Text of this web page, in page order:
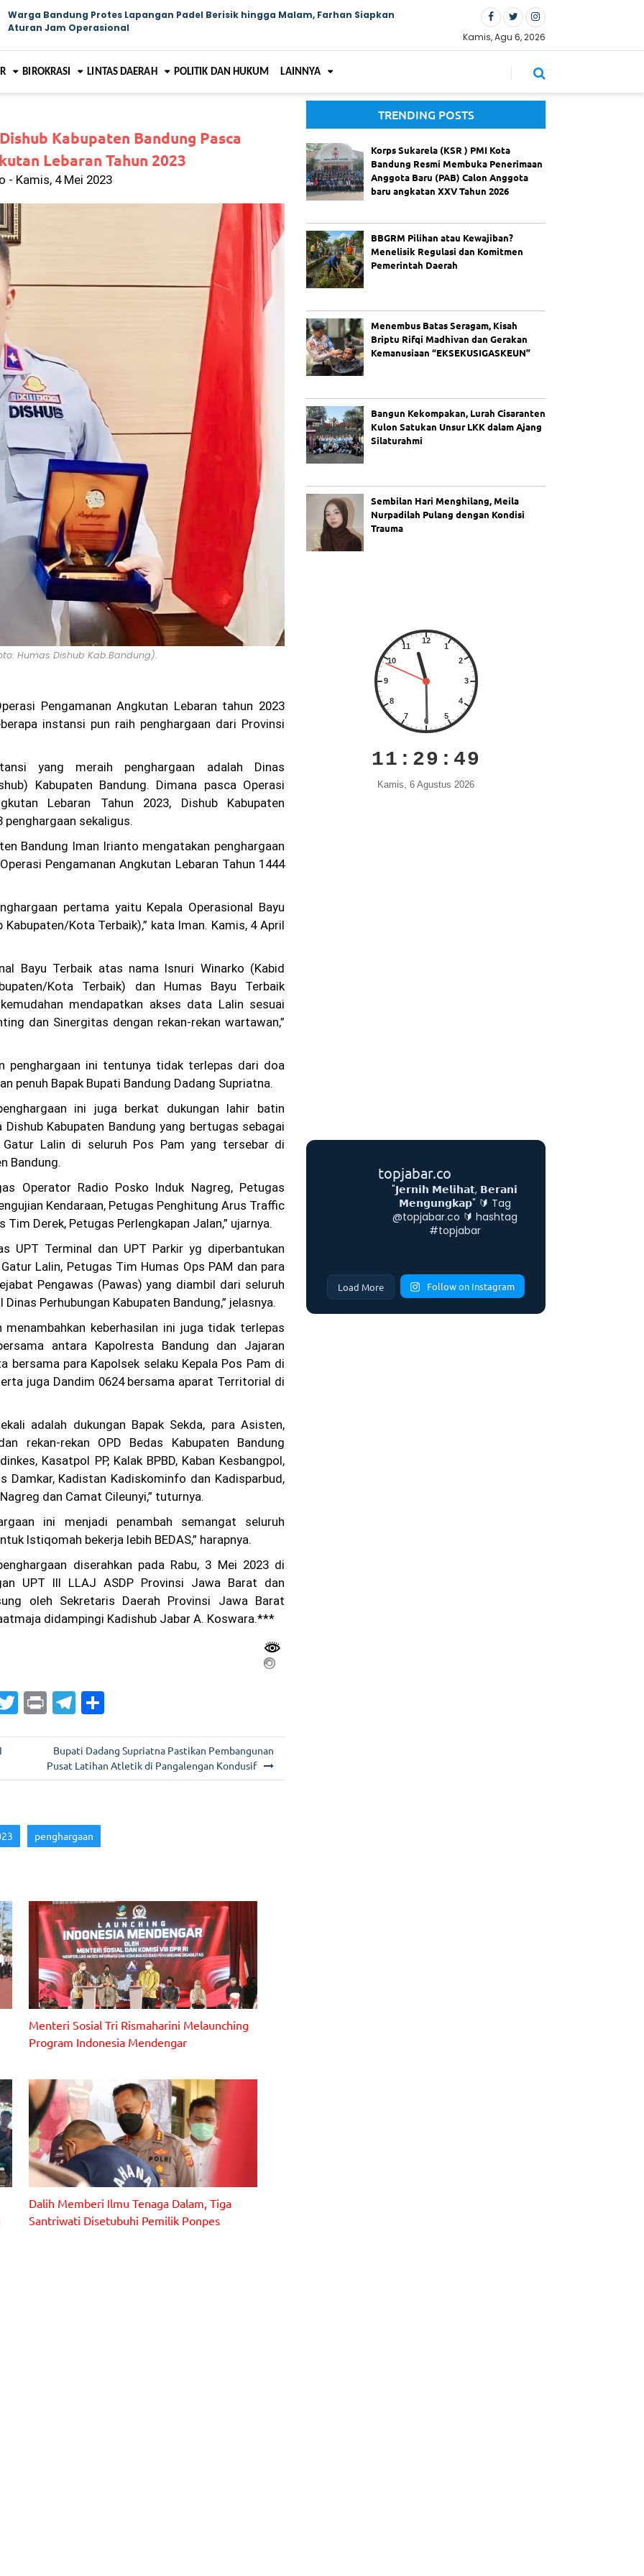
Warga Bandung Protes Lapangan Padel Berisik hingga Malam, Farhan Siapkan
Aturan Jam Operasional
Kamis, Agu 6, 2026
BIROKRASI LINTAS DAERAH POLITIK DAN HUKUM LAINNYA
Kabupaten Bandung Pasca
Lebaran Tahun 2023
- Kamis, 4 Mei 2023
Humas Dishub Kab.Bandung).
Pengamanan Angkutan Lebaran tahun 2023
instansi pun raih penghargaan dari Provinsi
yang meraih penghargaan adalah Dinas
Kabupaten Bandung. Dimana pasca Operasi
Lebaran Tahun 2023, Dishub Kabupaten
penghargaan sekaligus.
Bandung Iman Irianto mengatakan penghargaan
Pengamanan Angkutan Lebaran Tahun 1444
pertama yaitu Kepala Operasional Bayu
Kabupaten/Kota Terbaik),” kata Iman. Kamis, 4 April
Bayu Terbaik atas nama Isnuri Winarko (Kabid
Kota Terbaik) dan Humas Bayu Terbaik
mendapatkan akses data Lalin sesuai
dan Sinergitas dengan rekan-rekan wartawan,”
penghargaan ini tentunya tidak terlepas dari doa
penuh Bapak Bupati Bandung Dadang Supriatna.
ini juga berkat dukungan lahir batin
Kabupaten Bandung yang bertugas sebagai
Gatur Lalin di seluruh Pos Pam yang tersebar di
Bandung.
Operator Radio Posko Induk Nagreg, Petugas
Kendaraan, Petugas Penghitung Arus Traffic
Tim Derek, Petugas Perlengkapan Jalan,” ujarnya.
UPT Terminal dan UPT Parkir yg diperbantukan
Lalin, Petugas Tim Humas Ops PAM dan para
Pengawas (Pawas) yang diambil dari seluruh
Perhubungan Kabupaten Bandung,” jelasnya.
menambahkan keberhasilan ini juga tidak terlepas
antara Kapolresta Bandung dan Jajaran
bersama para Kapolsek selaku Kepala Pos Pam di
juga Dandim 0624 bersama aparat Territorial di
adalah dukungan Bapak Sekda, para Asisten,
rekan-rekan OPD Bedas Kabupaten Bandung
Kasatpol PP, Kalak BPBD, Kaban Kesbangpol,
Damkar, Kadistan Kadiskominfo dan Kadisparbud,
dan Camat Cileunyi,” tuturnya.
ini menjadi penambah semangat seluruh
Istiqomah bekerja lebih BEDAS,” harapnya.
diserahkan pada Rabu, 3 Mei 2023 di
UPT III LLAJ ASDP Provinsi Jawa Barat dan
oleh Sekretaris Daerah Provinsi Jawa Barat
didampingi Kadishub Jabar A. Koswara.***
T
w
itt
er
Pr
in
t
T
el
e
gr
m
ar
e
Bupati Dadang Supriatna Pastikan Pembangunan
Pusat Latihan Atletik di Pangalengan Kondusif
penghargaan
Menteri Sosial Tri Rismaharini Melaunching
Program Indonesia Mendengar
Dalih Memberi Ilmu Tenaga Dalam, Tiga
Santriwati Disetubuhi Pemilik Ponpes
TRENDING POSTS
Korps Sukarela (KSR ) PMI Kota
Bandung Resmi Membuka Penerimaan
Anggota Baru (PAB) Calon Anggota
baru angkatan XXV Tahun 2026
BBGRM Pilihan atau Kewajiban?
Menelisik Regulasi dan Komitmen
Pemerintah Daerah
Menembus Batas Seragam, Kisah
Briptu Rifqi Madhivan dan Gerakan
Kemanusiaan “EKSEKUSIGASKEUN”
Bangun Kekompakan, Lurah Cisaranten
Kulon Satukan Unsur LKK dalam Ajang
Silaturahmi
Sembilan Hari Menghilang, Meila
Nurpadilah Pulang dengan Kondisi
Trauma
11:29:51
Kamis, 6 Agustus 2026
topjabar.co
"𝗝𝗲𝗿𝗻𝗶𝗵 𝗠𝗲𝗹𝗶𝗵𝗮𝘁, 𝗕𝗲𝗿𝗮𝗻𝗶
𝗠𝗲𝗻𝗴𝘂𝗻𝗴𝗸𝗮𝗽" 🔰 Tag
@topjabar.co 🔰 hashtag
#topjabar
Load More Follow on Instagram